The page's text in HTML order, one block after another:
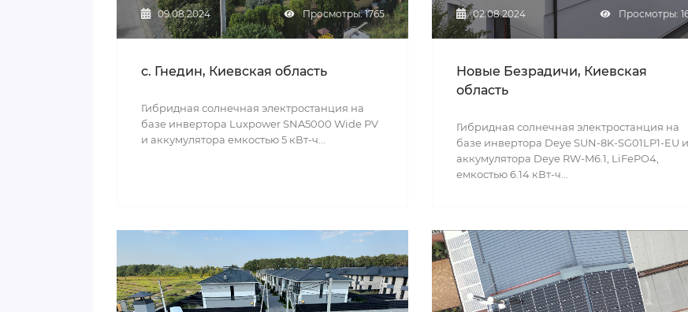
09.08.2024 Просмотры: 1765
с. Гнедин, Киевская область
Гибридная солнечная электростанция на
базе инвертора Luxpower SNA5000 Wide PV
и аккумулятора емкостью 5 кВт-ч...
02.08.2024 Просмотры:
Новые Безрадичи, Киевская
область
Гибридная солнечная электростанция на
базе инвертора Deye SUN-8K-SG01LP1-EU и
аккумулятора Deye RW-M6.1, LiFePO4,
емкостью 6.14 кВт-ч...